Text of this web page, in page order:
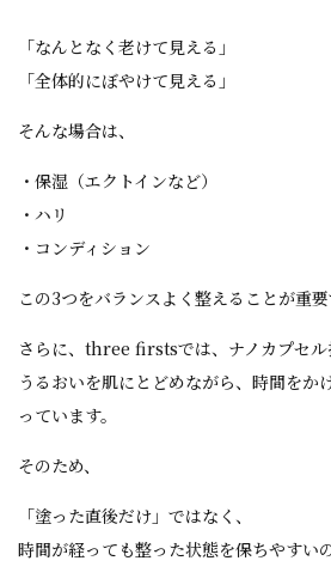
「なんとなく老けて見える」
「全体的にぼやけて見える」
そんな場合は、
・保湿（エクトインなど）
・ハリ
・コンディション
この3つをバランスよく整えることが重要
さらに、three firstsでは、ナノカプセル
うるおいを肌にとどめながら、時間をか
っています。
そのため、
「塗った直後だけ」ではなく、
時間が経っても整った状態を保ちやすい